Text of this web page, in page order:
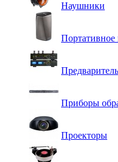
Наушники
Портативное
Приборы
Проекторы